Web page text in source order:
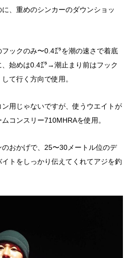
、重めのシンカーのダウンショッ
ックのみ〜0.4㌘を潮の速さで着底
始めは0.4㌘→潮止まり前はフック
て行く方向で使用。
用じゃないですが、使うウエイトが
コンスリー710MHRAを使用。
おかげで、25〜30メートル位のデ
トをしっかり伝えてくれてアジを釣